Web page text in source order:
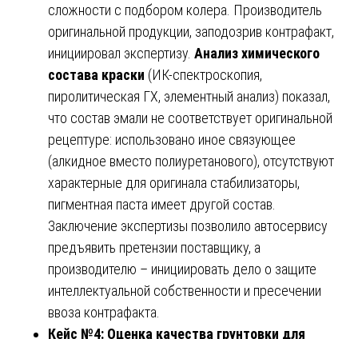
сложности с подбором колера. Производитель
оригинальной продукции, заподозрив контрафакт,
инициировал экспертизу. Анализ химического
состава краски (ИК-спектроскопия,
пиролитическая ГХ, элементный анализ) показал,
что состав эмали не соответствует оригинальной
рецептуре: использовано иное связующее
(алкидное вместо полиуретанового), отсутствуют
характерные для оригинала стабилизаторы,
пигментная паста имеет другой состав.
Заключение экспертизы позволило автосервису
предъявить претензии поставщику, а
производителю – инициировать дело о защите
интеллектуальной собственности и пресечении
ввоза контрафакта.
Кейс №4: Оценка качества грунтовки для